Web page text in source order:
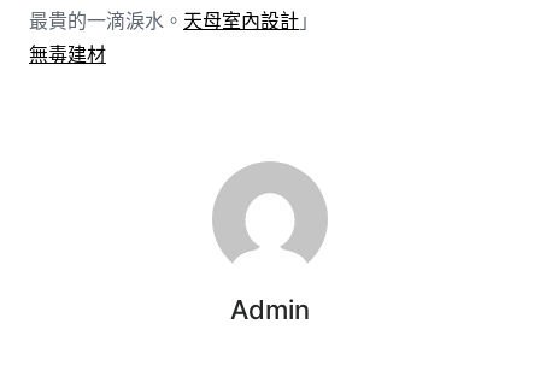
最貴的一滴淚水。 天母室內設計」
無毒建材
Admin